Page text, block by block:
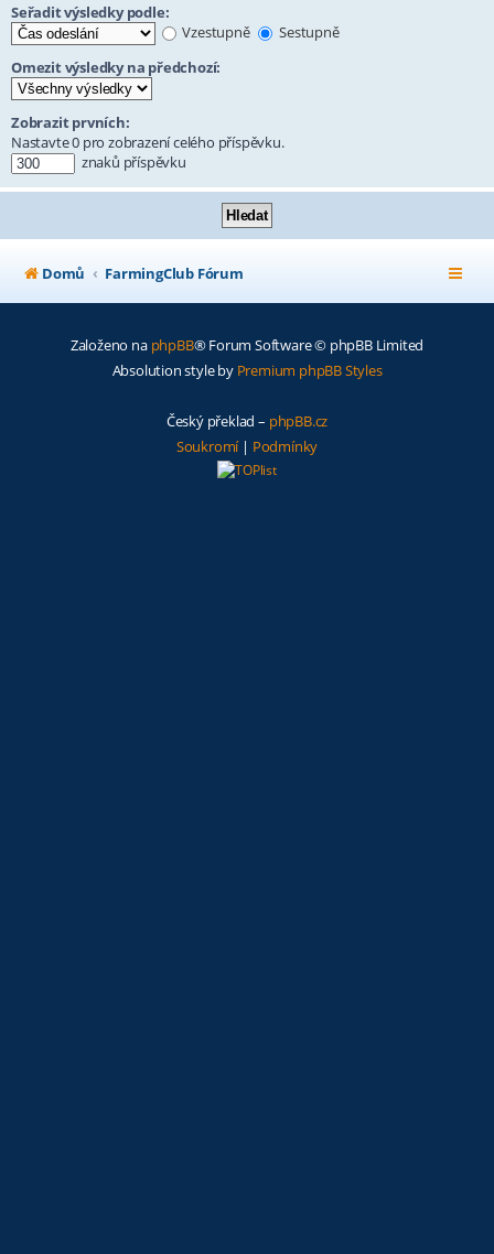
Seřadit výsledky podle:
Vzestupně
Sestupně
Omezit výsledky na předchozí:
Zobrazit prvních:
Nastavte 0 pro zobrazení celého příspěvku.
znaků příspěvku
Domů FarmingClub Fórum
Založeno na phpBB® Forum Software © phpBB Limited
Absolution style by Premium phpBB Styles
Český překlad – phpBB.cz
Soukromí| Podmínky